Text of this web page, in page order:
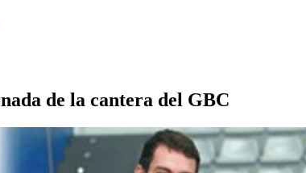
de la cantera del GBC